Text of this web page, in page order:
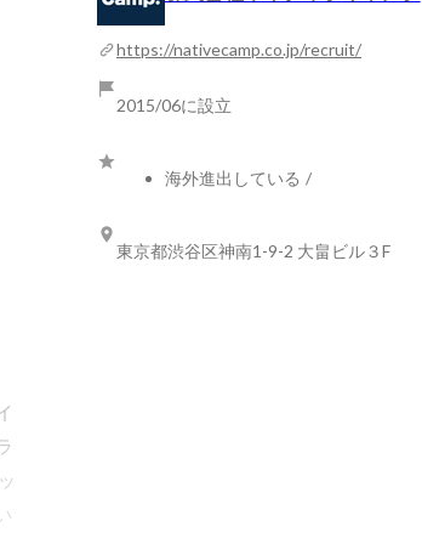
https://nativecamp.co.jp/recruit/
2015/06に設立
海外進出している /
東京都渋谷区神南1-9-2 大畠ビル３F